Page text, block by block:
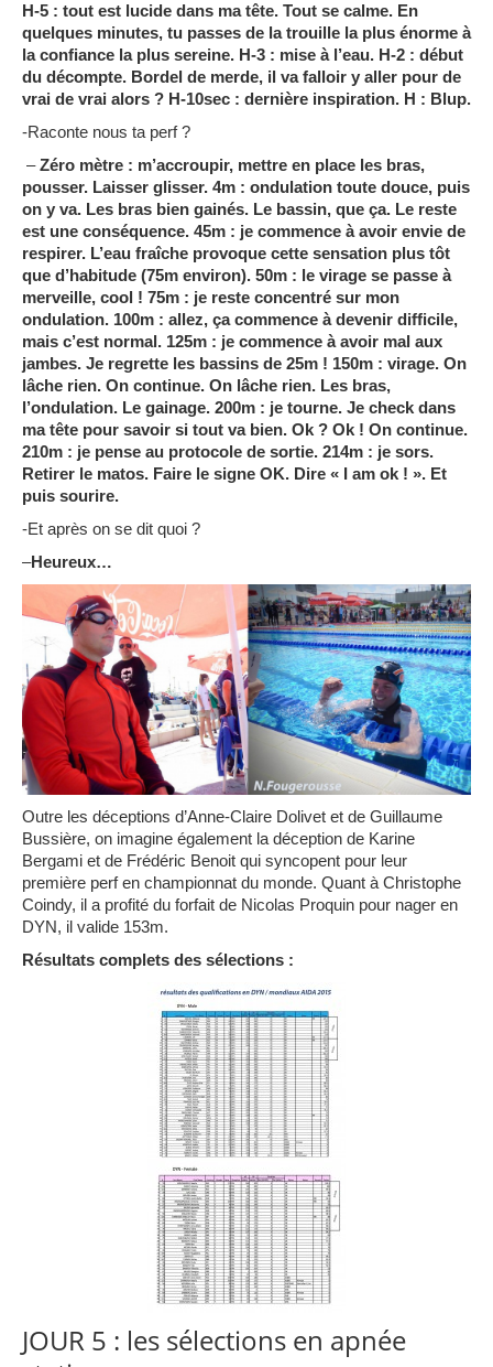
H-5 : tout est lucide dans ma tête. Tout se calme. En
quelques minutes, tu passes de la trouille la plus énorme à
la confiance la plus sereine. H-3 : mise à l’eau. H-2 : début
du décompte. Bordel de merde, il va falloir y aller pour de
vrai de vrai alors ? H-10sec : dernière inspiration. H : Blup.
-Raconte nous ta perf ?
–Zéro mètre : m’accroupir, mettre en place les bras,
pousser. Laisser glisser. 4m : ondulation toute douce, puis
on y va. Les bras bien gainés. Le bassin, que ça. Le reste
est une conséquence. 45m : je commence à avoir envie de
respirer. L’eau fraîche provoque cette sensation plus tôt
que d’habitude (75m environ). 50m : le virage se passe à
merveille, cool ! 75m : je reste concentré sur mon
ondulation. 100m : allez, ça commence à devenir difficile,
mais c’est normal. 125m : je commence à avoir mal aux
jambes. Je regrette les bassins de 25m ! 150m : virage. On
lâche rien. On continue. On lâche rien. Les bras,
l’ondulation. Le gainage. 200m : je tourne. Je check dans
ma tête pour savoir si tout va bien. Ok ? Ok ! On continue.
210m : je pense au protocole de sortie. 214m : je sors.
Retirer le matos. Faire le signe OK. Dire « I am ok ! ». Et
puis sourire.
-Et après on se dit quoi ?
–Heureux…
Outre les déceptions d’Anne-Claire Dolivet et de Guillaume
Bussière, on imagine également la déception de Karine
Bergami et de Frédéric Benoit qui syncopent pour leur
première perf en championnat du monde. Quant à Christophe
Coindy, il a profité du forfait de Nicolas Proquin pour nager en
DYN, il valide 153m.
Résultats complets des sélections :
JOUR 5 : les sélections en apnée